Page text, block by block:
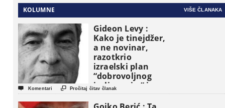
KOLUMNE VIŠE ČLANAKA
Gideon Levy :
Kako je tinejdžer,
a ne novinar,
razotkrio
izraelski plan
“dobrovoljnog
iseljavanja ” iz
Gaze
 Komentari  Pročitaj čitav članak